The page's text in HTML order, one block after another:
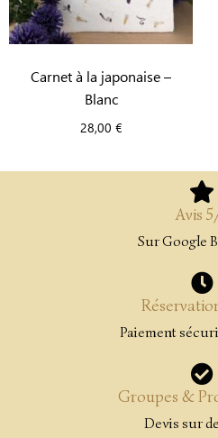
Carnet à la japonaise –
Blanc
28,00 €
Avis
Sur Google
Paiement
Groupes &
Devis sur